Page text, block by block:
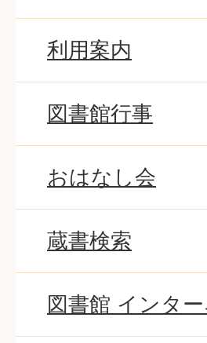
利用案内
図書館行事
おはなし会
蔵書検索
図書館 インタ